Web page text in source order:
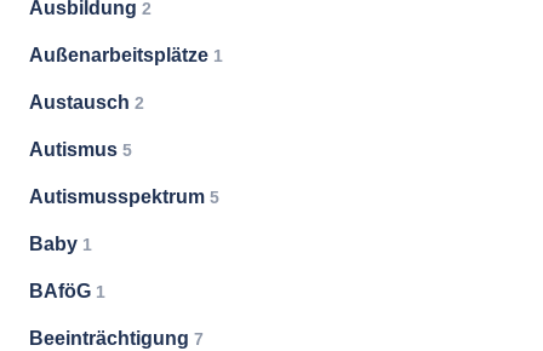
Ausbildung 2
Außenarbeitsplätze 1
Austausch 2
Autismus 5
Autismusspektrum 5
Baby 1
BAföG 1
Beeinträchtigung 7